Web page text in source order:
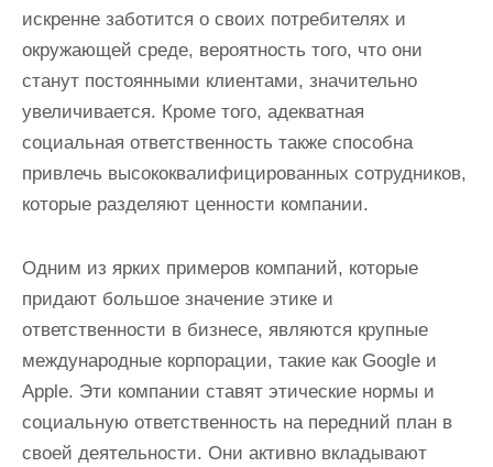
искренне заботится о своих потребителях и
окружающей среде, вероятность того, что они
станут постоянными клиентами, значительно
увеличивается. Кроме того, адекватная
социальная ответственность также способна
привлечь высококвалифицированных сотрудников,
которые разделяют ценности компании.
Одним из ярких примеров компаний, которые
придают большое значение этике и
ответственности в бизнесе, являются крупные
международные корпорации, такие как Google и
Apple. Эти компании ставят этические нормы и
социальную ответственность на передний план в
своей деятельности. Они активно вкладывают